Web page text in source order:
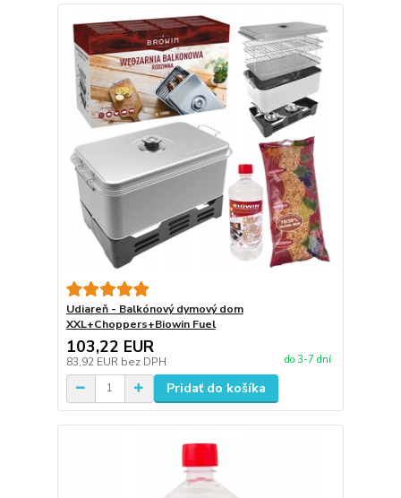
Udiareň - Balkónový dymový dom
XXL+Choppers+Biowin Fuel
103,22 EUR
83,92 EUR bez DPH do 3-7 dní
Pridať do košíka